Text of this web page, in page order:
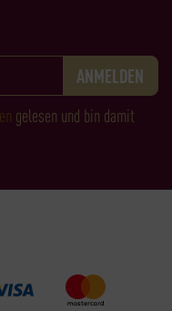
gelesen und bin damit